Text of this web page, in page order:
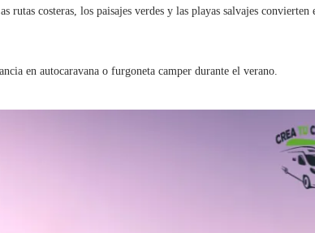
costeras, los paisajes verdes y las playas salvajes convierten
en autocaravana o furgoneta camper durante el verano.